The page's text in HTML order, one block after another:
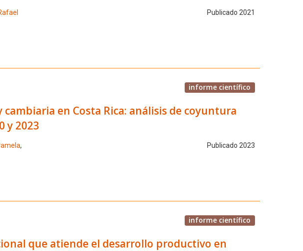
Publicado 2021
informe científico
en Costa Rica: análisis de coyuntura
y 2023
,
Publicado 2023
informe científico
que atiende el desarrollo productivo en